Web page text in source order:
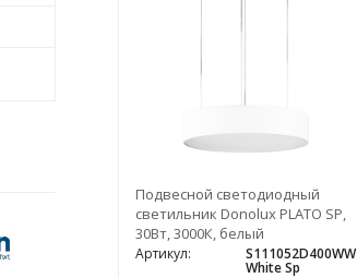
Подвесной светодиодный
светильник Donolux PLATO SP,
30Вт, 3000К, белый
Артикул: S111052D400WW
White Sp